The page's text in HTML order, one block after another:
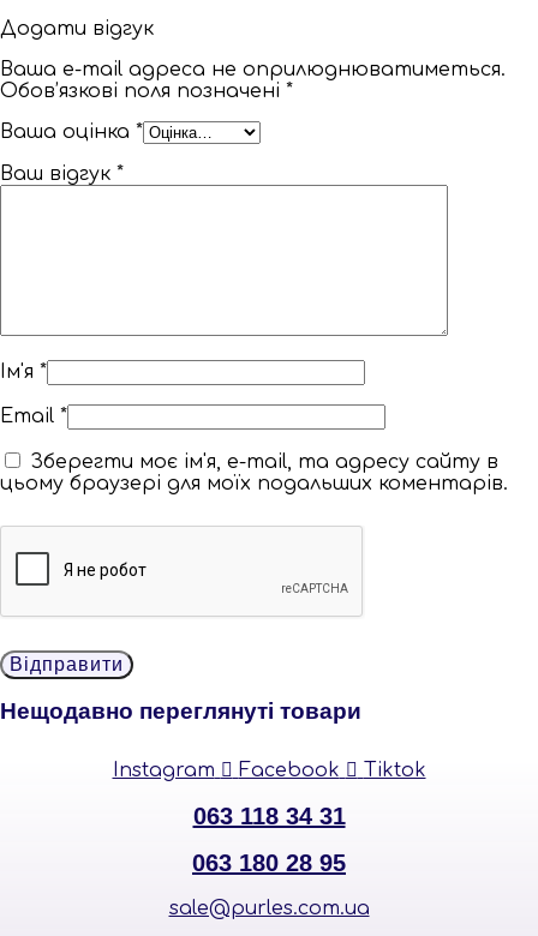
Додати відгук
Ваша e-mail адреса не оприлюднюватиметься.
Обов’язкові поля позначені *
Ваша оцінка *
Ваш відгук *
Ім'я *
Email *
Зберегти моє ім'я, e-mail, та адресу сайту в
цьому браузері для моїх подальших коментарів.
Нещодавно переглянуті товари
Instagram Facebook Tiktok
063 118 34 31
063 180 28 95
sale@purles.com.ua